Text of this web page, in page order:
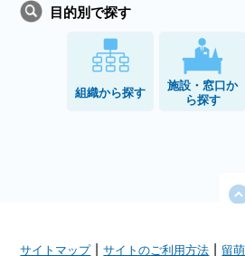
目的別で探す
組織から探す
施設・窓口か
ら探す
サイトマップ サイトのご利用方法 留